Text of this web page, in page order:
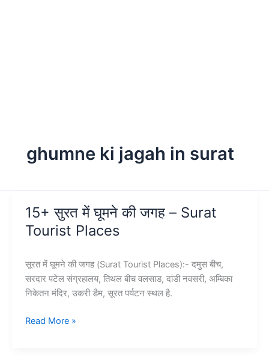
ghumne ki jagah in surat
15+ सुरत में घूमने की जगह – Surat
Tourist Places
सूरत में घूमने की जगह (Surat Tourist Places):- दमुस बीच,
सरदार पटेल संग्रहालय, तिथल बीच वलसाड, दांडी नवसरी, अम्बिका
निकेतन मंदिर, उकरी डैम, सूरत पर्यटन स्थल है.
15+
Read More »